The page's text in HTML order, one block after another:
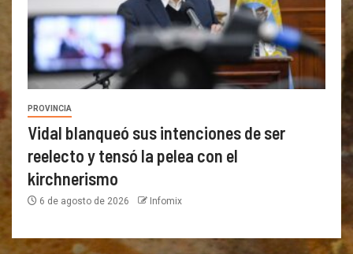
PROVINCIA
Vidal blanqueó sus intenciones de ser
reelecto y tensó la pelea con el
kirchnerismo
6 de agosto de 2026 Infomix